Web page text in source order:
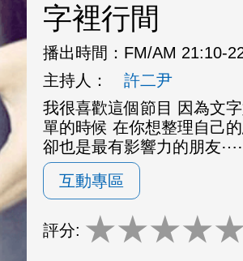
字裡行間
播出時間： FM/AM 21:10-
主持人：
許二尹
我很喜歡這個節目 因為文
單的時候 在你想整理自己
卻也是最有影響力的朋友
互動專區
評分: ★★★★★